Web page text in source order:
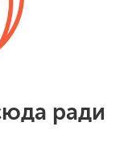
ради